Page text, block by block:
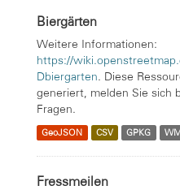
Biergärten
Weitere Informationen:
https://
Dbiergarten. Diese
generiert, melden Sie sich
Fragen.
GeoJSON CSV GPKG
Fressmeilen